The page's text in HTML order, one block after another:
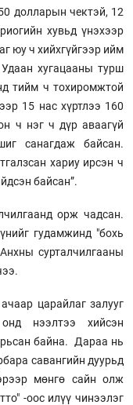
долларын чектэй, 12
хувьд үнэхээр
юу ч хийхгүйгээр ийм
хугацааны турш
тийм ч тохиромжтой
15 нас хүртлээ 160
ч нэг ч дүр аваагүй
санагдаж байсан.
хариу ирсэн ч
байсан”.
орж чадсан.
гудамжинд "бохь
сурталчилгааны
царайлаг залууг
нээлтээ хийсэн
байна. Дараа нь
савангийн дуурьд
мөнгө сайн олж
-оос илүү чинээлэг